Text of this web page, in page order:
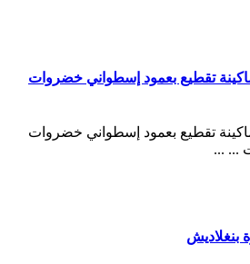
تقطيع بعمود إسطواني خضروات
تقطيع بعمود إسطواني خضروات
... ...
بنغلاديش